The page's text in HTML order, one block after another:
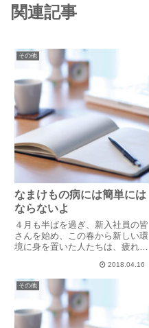
関連記事
その他
なまけもの病には簡単には
ならないよ
４月も半ばを過ぎ、新入社員の皆
さんを始め、この春から新しい環
境に身を置いた人たちは、疲れが
す。かくいう私も、新しい環境に
身を置いたわけではありません
が、今年になってから先月まで、
生活パターンが介護問題などもあ
って...
2018.04.16
その他